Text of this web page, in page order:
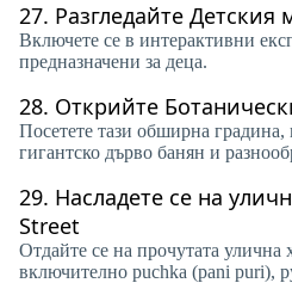
27. Разгледайте Детския
Включете се в интерактивни
предназначени за деца.
28. Открийте
Посетете тази обширна градина,
гигантско дърво банян и
29. Насладете се на
Street
Отдайте се на прочутата улична
включително puchka (pani puri),